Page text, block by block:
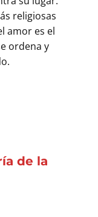
religiosas
amor es el
ordena y
de la